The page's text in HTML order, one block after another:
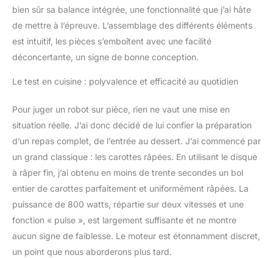
bien sûr sa balance intégrée, une fonctionnalité que j’ai hâte
de mettre à l’épreuve. L’assemblage des différents éléments
est intuitif, les pièces s’emboîtent avec une facilité
déconcertante, un signe de bonne conception.
Le test en cuisine : polyvalence et efficacité au quotidien
Pour juger un robot sur pièce, rien ne vaut une mise en
situation réelle. J’ai donc décidé de lui confier la préparation
d’un repas complet, de l’entrée au dessert. J’ai commencé par
un grand classique : les carottes râpées. En utilisant le disque
à râper fin, j’ai obtenu en moins de trente secondes un bol
entier de carottes parfaitement et uniformément râpées. La
puissance de 800 watts, répartie sur deux vitesses et une
fonction « pulse », est largement suffisante et ne montre
aucun signe de faiblesse. Le moteur est étonnamment discret,
un point que nous aborderons plus tard.